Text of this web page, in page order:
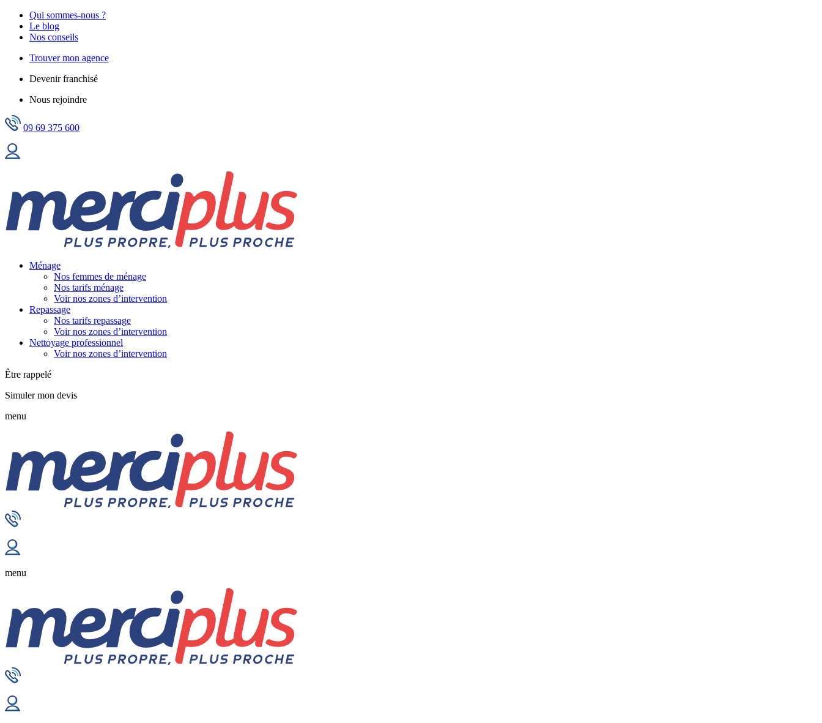
Qui sommes-nous ?
Le blog
Nos conseils
Trouver mon agence
Devenir franchisé
Nous rejoindre
09 69 375 600
Ménage
Nos femmes de ménage
Nos tarifs ménage
Voir nos zones d’intervention
Repassage
Nos tarifs repassage
Voir nos zones d’intervention
Nettoyage professionnel
Voir nos zones d’intervention
Être rappelé
Simuler mon devis
menu
menu